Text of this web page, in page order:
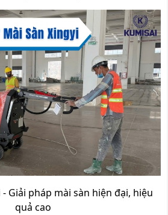
Giải pháp mài sàn hiện đại, hiệu
quả cao